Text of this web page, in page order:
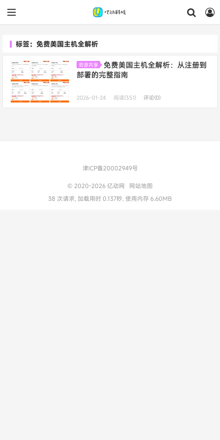
标签：免费美国主机全解析
资源共享
免费美国主机全解析：从注册到
部署的完整指南
2026-01-24 阅读(351) 评论(0)
津ICP备20002949号
© 2020-2026亿动网
网站地图
38 次请求, 加载用时 0.137秒, 使用内存 6.60MB